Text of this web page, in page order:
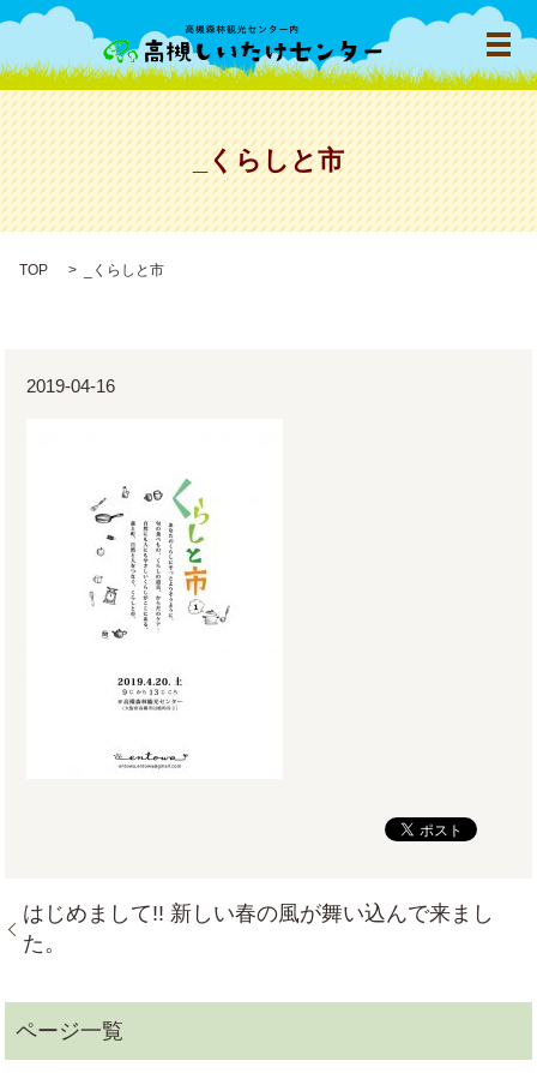
メ
_くらしと市
TOP _くらしと市
2019-04-16
はじめまして!! 新しい春の風が舞い込んで来まし
た。